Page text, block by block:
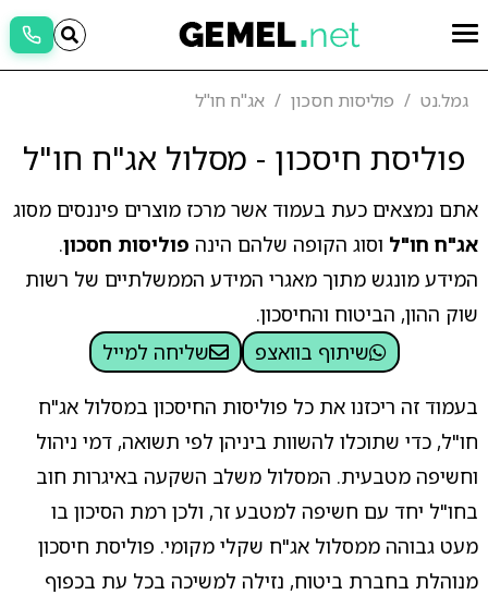
גמל.נט פוליסות חסכון אג"ח חו"ל
פוליסת חיסכון - מסלול אג"ח חו"ל
אתם נמצאים כעת בעמוד אשר מרכז מוצרים פיננסים מסוג
אג"ח חו"ל וסוג הקופה שלהם הינה פוליסות חסכון.
המידע מונגש מתוך מאגרי המידע הממשלתיים של רשות
שוק ההון, הביטוח והחיסכון.
שיתוף בוואצפ
שליחה למייל
בעמוד זה ריכזנו את כל פוליסות החיסכון במסלול אג"ח
חו"ל, כדי שתוכלו להשוות ביניהן לפי תשואה, דמי ניהול
וחשיפה מטבעית. המסלול משלב השקעה באיגרות חוב
בחו"ל יחד עם חשיפה למטבע זר, ולכן רמת הסיכון בו
מעט גבוהה ממסלול אג"ח שקלי מקומי. פוליסת חיסכון
מנוהלת בחברת ביטוח, נזילה למשיכה בכל עת בכפוף